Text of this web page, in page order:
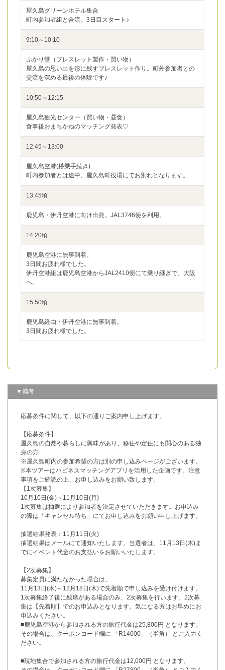
屋久島グリーンホテル集合
町内参加者組と合流。3日目スタート♪
9:10～10:10
ぷかり堂（ブレスレット製作・買い物）
屋久島の思い出を形に残すブレスレット作り。町外参加者との
交流を深める最後の体験です♪
10:50～12:15
屋久島観光センター（買い物・昼食）
食事後おまちかねのマッチング発表♡
12:45～13:00
屋久島空港(搭乗手続き)
町内参加者とは途中、屋久島町役場にてお別れとなります。
13:45頃
鹿児島・伊丹空港に向け出発。JAL3746便を利用。
14:20頃
鹿児島空港に無事到着。
3日間お疲れ様でした。
伊丹空港組は鹿児島空港からJAL2410便にて乗り継ぎで、大阪
へ。
15:50頃
鹿児島経由・伊丹空港に無事到着。
3日間お疲れ様でした。
▼備考
応募条件に関して、以下の通りご案内申し上げます。
【応募条件】
屋久島の自然や暮らしに興味があり、移住や定住にも関心のある独
身の方
※屋久島町内の参加希望の方は別の申し込みページがございます。
※本ツアーはハピネスマッチングアプリを活用した企画です。注意
事項をご確認の上、お申し込みをお願い致します。
【1次募集】
10月10日(金)～11月10日(月)
1次募集は抽選により参加者を決定させていただきます。お申込み
の際は「キャンセル待ち」にてお申し込みをお願い申し上げます。
抽選結果発表：11月11日(火)
抽選結果はメールにて通知いたします。当選者は、11月13日(木)ま
でにイベント代金のお支払いをお願いいたします。
【2次募集】
募集定員に満たなかった場合は、
11月13日(木)～12月18日(木)で先着順で申し込みを受け付けます。
1次募集終了後に残席がある場合のみ、2次募集を行います。2次募
集は【先着順】でのお申込みとなります。気になる方はお早めにお
申込みください。
■鹿児島空港から参加される方の旅行代金は25,800円 となります。
その場合は、クーポンコード欄に 「R14000」（半角） とご入力く
ださい。
■現地集合で参加される方の旅行代金は12,000円 となります。